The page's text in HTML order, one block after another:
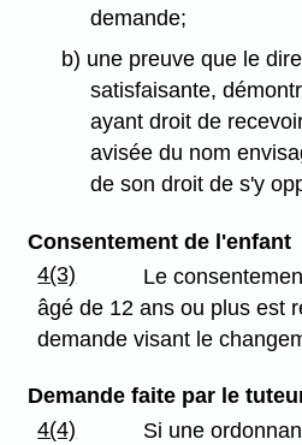
demande;
b) une preuve que le
satisfaisante,
ayant droit de
avisée du nom
de son droit de s'y
Consentement de l'enfant
4(3)
Le
âgé de 12 ans ou plus est
demande visant le
Demande faite par le
4(4)
Si une